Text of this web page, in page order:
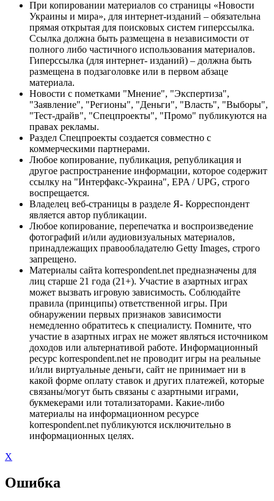
При копировании материалов со страницы «Новости
Украины и мира», для интернет-изданий – обязательна
прямая открытая для поисковых систем гиперссылка.
Ссылка должна быть размещена в независимости от
полного либо частичного использования материалов.
Гиперссылка (для интернет- изданий) – должна быть
размещена в подзаголовке или в первом абзаце
материала.
Новости с пометками "Мнение", "Экспертиза",
"Заявление", "Регионы", "Деньги", "Власть", "Выборы",
"Тест-драйв", "Спецпроекты", "Промо" публикуются на
правах рекламы.
Раздел Спецпроекты создается совместно с
коммерческими партнерами.
Любое копирование, публикация, републикация и
другое распространение информации, которое содержит
ссылку на "Интерфакс-Украина", EPA / UPG, строго
воспрещается.
Владелец веб-страницы в разделе Я- Корреспондент
является автор публикации.
Любое копирование, перепечатка и воспроизведение
фотографий и/или аудиовизуальных материалов,
принадлежащих правообладателю Getty Images, строго
запрещено.
Материалы сайта korrespondent.net предназначены для
лиц старше 21 года (21+). Участие в азартных играх
может вызвать игровую зависимость. Соблюдайте
правила (принципы) ответственной игры. При
обнаружении первых признаков зависимости
немедленно обратитесь к специалисту. Помните, что
участие в азартных играх не может являться источником
доходов или альтернативой работе. Информационный
ресурс korrespondent.net не проводит игры на реальные
и/или виртуальные деньги, сайт не принимает ни в
какой форме оплату ставок и других платежей, которые
связаны/могут быть связаны с азартными играми,
букмекерами или тотализаторами. Какие-либо
материалы на информационном ресурсе
korrespondent.net публикуются исключительно в
информационных целях.
X
Ошибка